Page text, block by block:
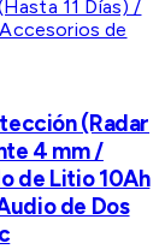
(Radar
4 mm /
de Litio 10Ah
de Dos